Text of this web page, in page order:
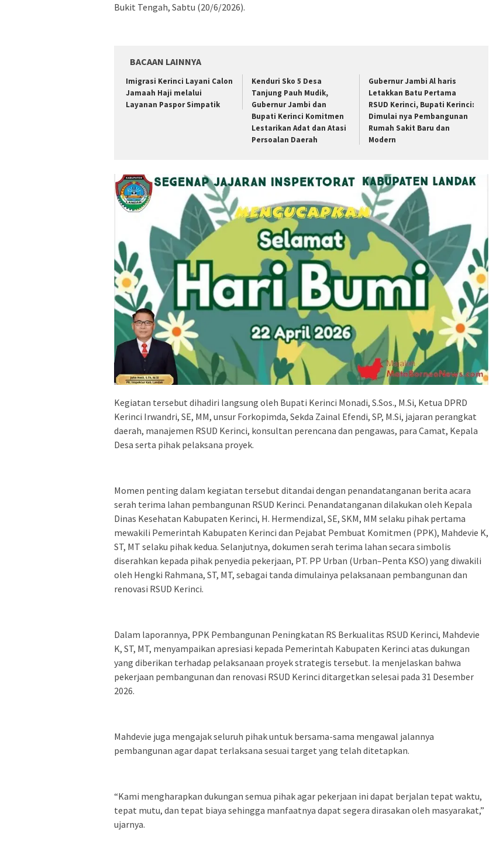
Bukit Tengah, Sabtu (20/6/2026).
BACAAN LAINNYA
Imigrasi Kerinci Layani Calon
Jamaah Haji melalui
Layanan Paspor Simpatik
Kenduri Sko 5 Desa
Tanjung Pauh Mudik,
Gubernur Jambi dan
Bupati Kerinci Komitmen
Lestarikan Adat dan Atasi
Persoalan Daerah
Gubernur Jambi Al haris
Letakkan Batu Pertama
RSUD Kerinci, Bupati Kerinci:
Dimulai nya Pembangunan
Rumah Sakit Baru dan
Modern
Kegiatan tersebut dihadiri langsung oleh Bupati Kerinci Monadi, S.Sos., M.Si, Ketua DPRD
Kerinci Irwandri, SE, MM, unsur Forkopimda, Sekda Zainal Efendi, SP, M.Si, jajaran perangkat
daerah, manajemen RSUD Kerinci, konsultan perencana dan pengawas, para Camat, Kepala
Desa serta pihak pelaksana proyek.
Momen penting dalam kegiatan tersebut ditandai dengan penandatanganan berita acara
serah terima lahan pembangunan RSUD Kerinci. Penandatanganan dilakukan oleh Kepala
Dinas Kesehatan Kabupaten Kerinci, H. Hermendizal, SE, SKM, MM selaku pihak pertama
mewakili Pemerintah Kabupaten Kerinci dan Pejabat Pembuat Komitmen (PPK), Mahdevie K,
ST, MT selaku pihak kedua. Selanjutnya, dokumen serah terima lahan secara simbolis
diserahkan kepada pihak penyedia pekerjaan, PT. PP Urban (Urban–Penta KSO) yang diwakili
oleh Hengki Rahmana, ST, MT, sebagai tanda dimulainya pelaksanaan pembangunan dan
renovasi RSUD Kerinci.
Dalam laporannya, PPK Pembangunan Peningkatan RS Berkualitas RSUD Kerinci, Mahdevie
K, ST, MT, menyampaikan apresiasi kepada Pemerintah Kabupaten Kerinci atas dukungan
yang diberikan terhadap pelaksanaan proyek strategis tersebut. Ia menjelaskan bahwa
pekerjaan pembangunan dan renovasi RSUD Kerinci ditargetkan selesai pada 31 Desember
2026.
Mahdevie juga mengajak seluruh pihak untuk bersama-sama mengawal jalannya
pembangunan agar dapat terlaksana sesuai target yang telah ditetapkan.
“Kami mengharapkan dukungan semua pihak agar pekerjaan ini dapat berjalan tepat waktu,
tepat mutu, dan tepat biaya sehingga manfaatnya dapat segera dirasakan oleh masyarakat,”
ujarnya.